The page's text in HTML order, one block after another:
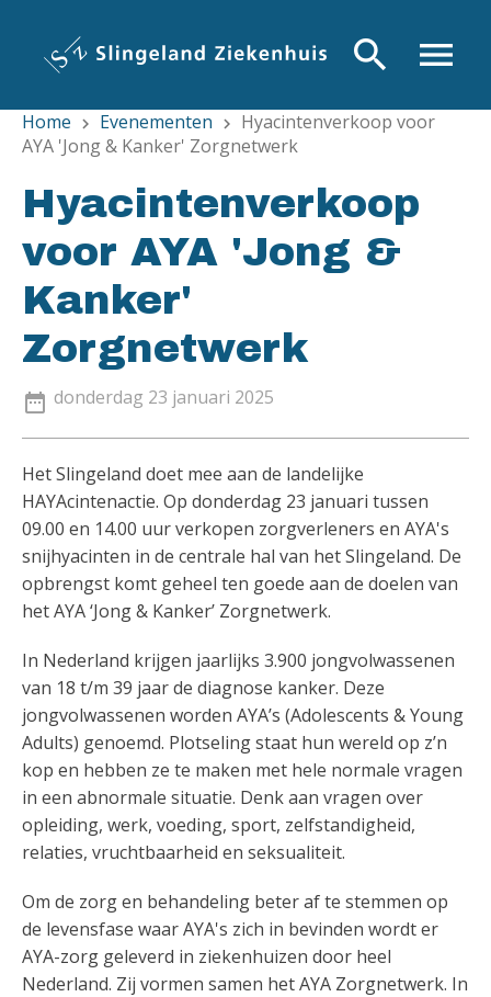
inhoud
gaan
menu
search
Home chevron_right Evenementen chevron_right
Hyacintenverkoop voor
AYA 'Jong & Kanker' Zorgnetwerk
Hyacintenverkoop
voor AYA 'Jong &
Kanker'
Zorgnetwerk
date_range donderdag 23 januari 2025
Het Slingeland doet mee aan de landelijke
HAYAcintenactie. Op donderdag 23 januari tussen
09.00 en 14.00 uur verkopen zorgverleners en AYA's
snijhyacinten in de centrale hal van het Slingeland. De
opbrengst komt geheel ten goede aan de doelen van
het AYA ‘Jong & Kanker’ Zorgnetwerk.
In Nederland krijgen jaarlijks 3.900 jongvolwassenen
van 18 t/m 39 jaar de diagnose kanker. Deze
jongvolwassenen worden AYA’s (Adolescents & Young
Adults) genoemd. Plotseling staat hun wereld op z’n
kop en hebben ze te maken met hele normale vragen
in een abnormale situatie. Denk aan vragen over
opleiding, werk, voeding, sport, zelfstandigheid,
relaties, vruchtbaarheid en seksualiteit.
Om de zorg en behandeling beter af te stemmen op
de levensfase waar AYA's zich in bevinden wordt er
AYA-zorg geleverd in ziekenhuizen door heel
Nederland. Zij vormen samen het AYA Zorgnetwerk. In